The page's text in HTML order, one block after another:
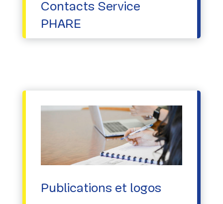
Contacts Service
PHARE
Publications et logos